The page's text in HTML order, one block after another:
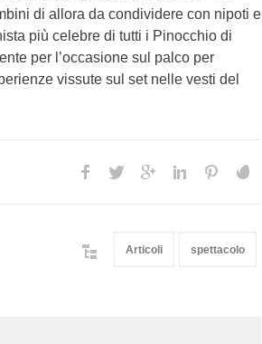
di allora da condividere con nipoti e
più celebre di tutti i Pinocchio di
per l’occasione sul palco per
vissute sul set nelle vesti del
Articoli spettacolo